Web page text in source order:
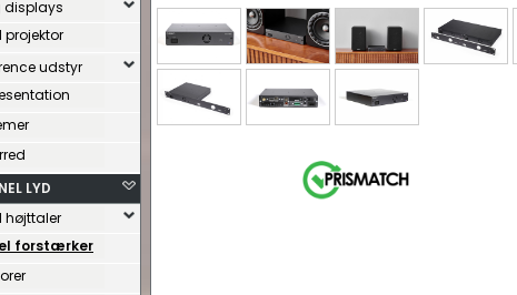
displays
projektor
udstyr
LYD
højttaler
forstærker